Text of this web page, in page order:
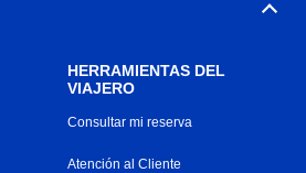
HERRAMIENTAS DEL
VIAJERO
Consultar mi reserva
Atención al Cliente